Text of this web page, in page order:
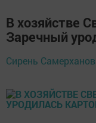
В хозяйстве
Заречный
Сирень